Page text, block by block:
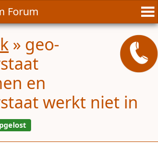
Forum
» geo-
en
werkt niet in